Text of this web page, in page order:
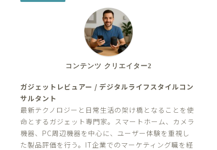
コンテンツ クリエイター2
ガジェットレビュアー / デジタルライフスタイルコン
サルタント
最新テクノロジーと日常生活の架け橋となることを使
命とするガジェット専門家。スマートホーム、カメラ
機器、PC周辺機器を中心に、ユーザー体験を重視し
た製品評価を行う。IT企業でのマーケティング職を経